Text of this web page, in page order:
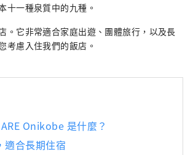
十一種泉質中的九種。
。它非常適合家庭出遊、團體旅行，以及長
考慮入住我們的飯店。
Onikobe 是什麼？
適合長期住宿